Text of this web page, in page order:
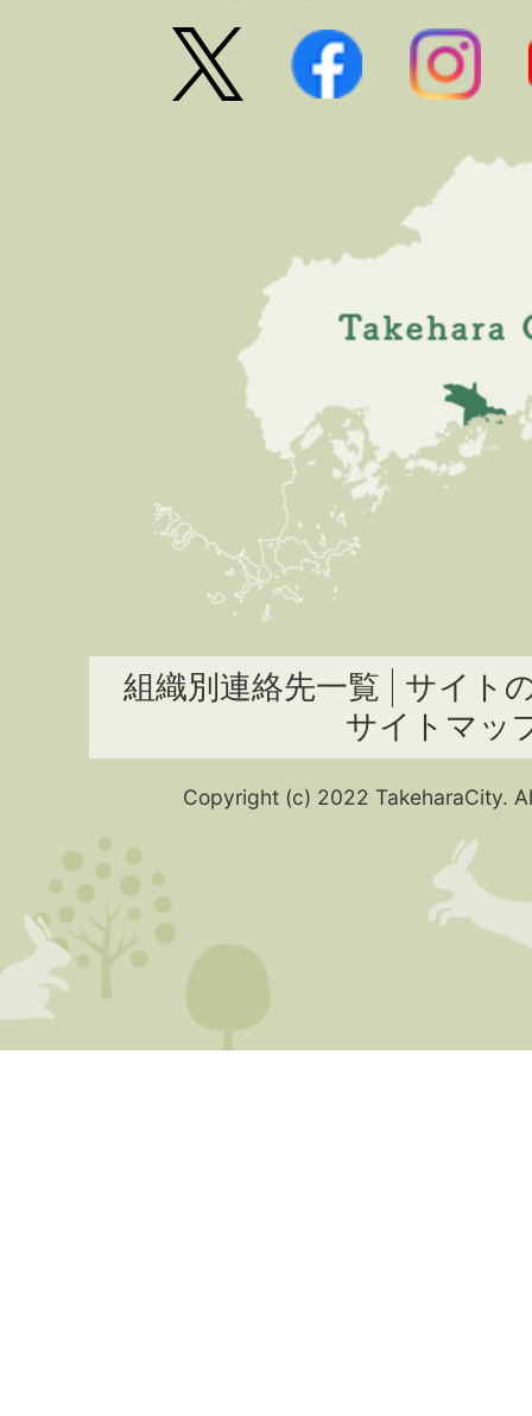
組織別連絡先一覧
サイト
サイトマッ
Copyright (c) 2022 TakeharaCity.